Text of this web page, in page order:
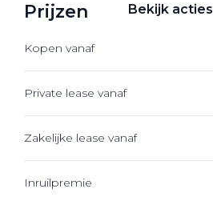
Bekijk acties
Prijzen
Kopen vanaf
Private lease vanaf
Zakelijke lease vanaf
Inruilpremie